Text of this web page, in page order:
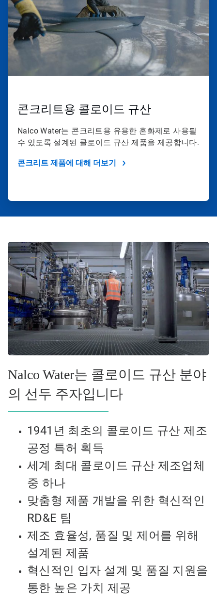
콘크리트용 콜로이드 규산
Nalco Water는 콘크리트용 유용한 혼화제로 사용될
수 있도록 설계된 콜로이드 규산 제품을 제공합니다.
콘크리트 제품에 대해 더보기
Nalco Water는 콜로이드 규산 분야
의 선두 주자입니다
1941년 최초의 콜로이드 규산 제조
공정 특허 획득
세계 최대 콜로이드 규산 제조업체
중 하나
맞춤형 제품 개발을 위한 혁신적인
RD&E 팀
제조 효율성, 품질 및 제어를 위해
설계된 제품
혁신적인 입자 설계 및 품질 지원을
통한 높은 가치 제공